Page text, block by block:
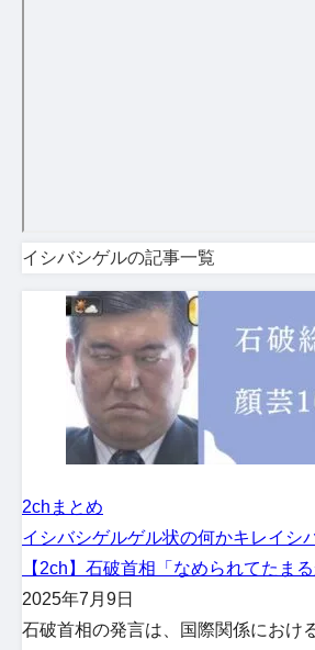
イシバシゲルの記事一覧
2chまとめ
イシバシゲルゲル状の何かキレイシ
【2ch】石破首相「なめられてた
2025年7月9日
石破首相の発言は、国際関係におけ